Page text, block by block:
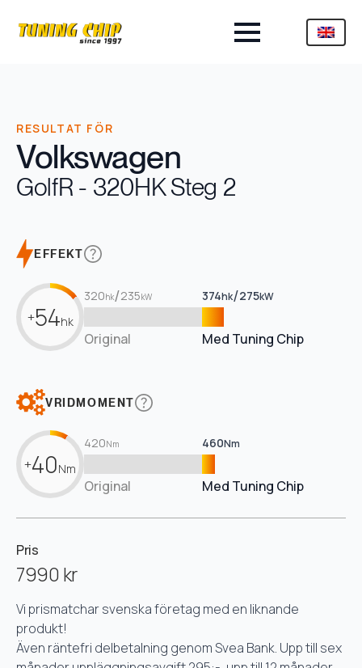
RESULTAT FÖR
Volkswagen
GolfR - 320HK Steg 2
EFFEKT
+54hk
320hk/235kW 374hk/275kW
Original Med Tuning Chip
VRIDMOMENT
+40Nm
420Nm 460Nm
Original Med Tuning Chip
Pris
7990 kr
Vi prismatchar svenska företag med en liknande
produkt!
Även räntefri delbetalning genom Svea Bank. Upp till sex